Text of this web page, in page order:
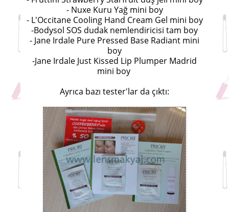
- Nuxe Kuru Yağ mini boy
- L'Occitane Cooling Hand Cream Gel mini boy
-Bodysol SOS dudak nemlendiricisi tam boy
- Jane Irdale Pure Pressed Base Radiant mini
boy
-Jane Irdale Just Kissed Lip Plumper Madrid
mini boy
Ayrıca bazı tester'lar da çıktı: